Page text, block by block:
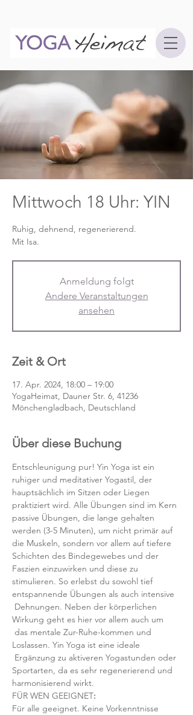
Mittwoch 18 Uhr: YIN
Ruhig, dehnend, regenerierend.
Mit Isa.
Anmeldung folgt
Andere Veranstaltungen
ansehen
Zeit & Ort
17. Apr. 2024, 18:00 – 19:00
YogaHeimat, Dauner Str. 6, 41236
Mönchengladbach, Deutschland
Über diese Buchung
Entschleunigung pur! Yin Yoga ist ein
ruhiger und meditativer Yogastil, der
hauptsächlich im Sitzen oder Liegen
praktiziert wird. Alle Übungen sind im Kern
passive Übungen, die lange gehalten
werden (3-5 Minuten), um nicht primär auf
die Muskeln, sondern vor allem auf tiefere
Schichten des Bindegewebes und der
Faszien einzuwirken und diese zu
stimulieren. So erlebst du sowohl tief
entspannende Übungen als auch intensive
Dehnungen. Neben der körperlichen
Wirkung geht es hier vor allem auch um
das mentale Zur-Ruhe-kommen und
Loslassen. Yin Yoga ist eine ideale
Ergänzung zu aktiveren Yogastunden oder
Sportarten, da es sehr regenerierend und
harmonisierend wirkt.
FÜR WEN GEEIGNET:
Für alle geeignet. Keine Vorkenntnisse